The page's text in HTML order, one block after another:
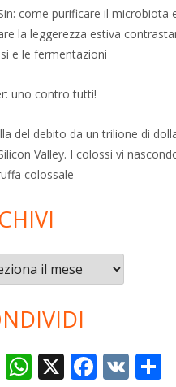
come purificare il microbiota
la leggerezza estiva
e le fermentazioni
uno contro tutti!
del debito da un trilione di
Valley. I colossi vi
colossale
T W X F V